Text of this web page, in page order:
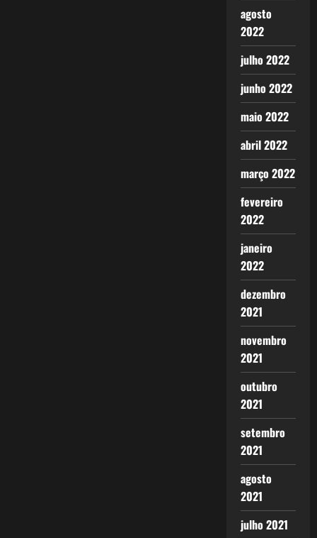
agosto
2022
julho 2022
junho 2022
maio 2022
abril 2022
março 2022
fevereiro
2022
janeiro
2022
dezembro
2021
novembro
2021
outubro
2021
setembro
2021
agosto
2021
julho 2021